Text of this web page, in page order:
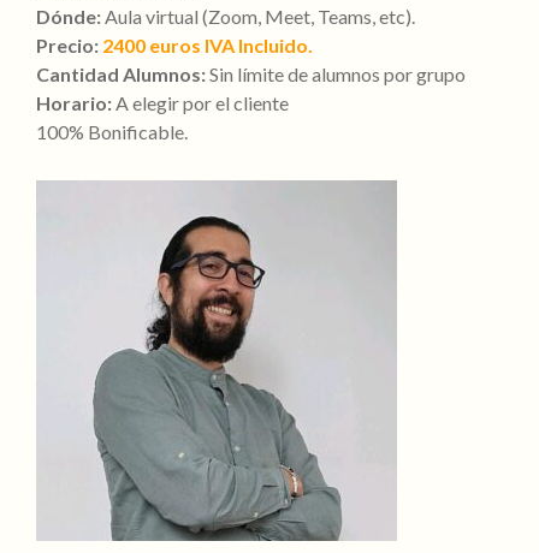
Dónde:Aula virtual (Zoom, Meet, Teams, etc).
Precio: 2400 euros IVA Incluido.
Cantidad Alumnos:Sin límite de alumnos por grupo
Horario:A elegir por el cliente
100% Bonificable.